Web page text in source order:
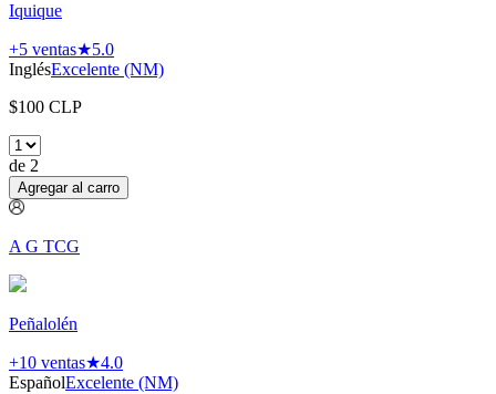
Iquique
+5 ventas★5.0
InglésExcelente (NM)
$100 CLP
de 2
Agregar al carro
A G TCG
Peñalolén
+10 ventas★4.0
EspañolExcelente (NM)